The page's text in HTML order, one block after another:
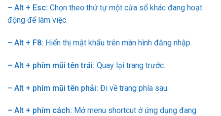
– Alt + Esc: Chọn theo thứ tự một cửa sổ khác đang hoạt
động để làm việc.
– Alt + F8: Hiển thị mật khẩu trên màn hình đăng nhập.
– Alt + phím mũi tên trái: Quay lại trang trước.
– Alt + phím mũi tên phải: Đi về trang phía sau.
– Alt + phím cách: Mở menu shortcut ở ứng dụng đang